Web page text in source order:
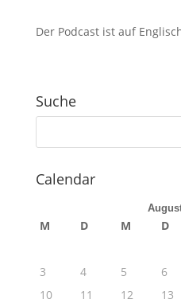
Der Podcast ist auf
Suche
Calendar
M D M D
3
4 5 6
10
11 12 13